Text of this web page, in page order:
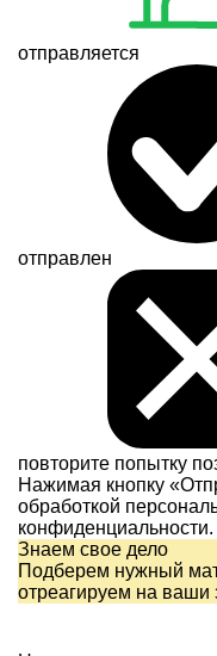
отправляется
отправлен
повторите попытку
Нажимая кнопку
обработкой
конфиденциальности.
Знаем свое дело
Подберем нужный
отреагируем на ваши